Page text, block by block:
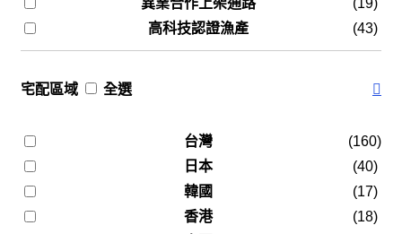
異業合作上架通路
(19)
高科技認證漁產
(43)
宅配區域 全選
台灣
(160)
日本
(40)
韓國
(17)
香港
(18)